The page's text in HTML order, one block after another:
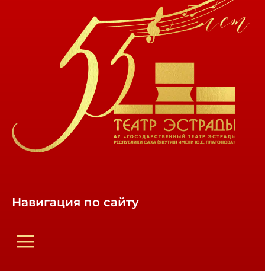
Навигация по сайту